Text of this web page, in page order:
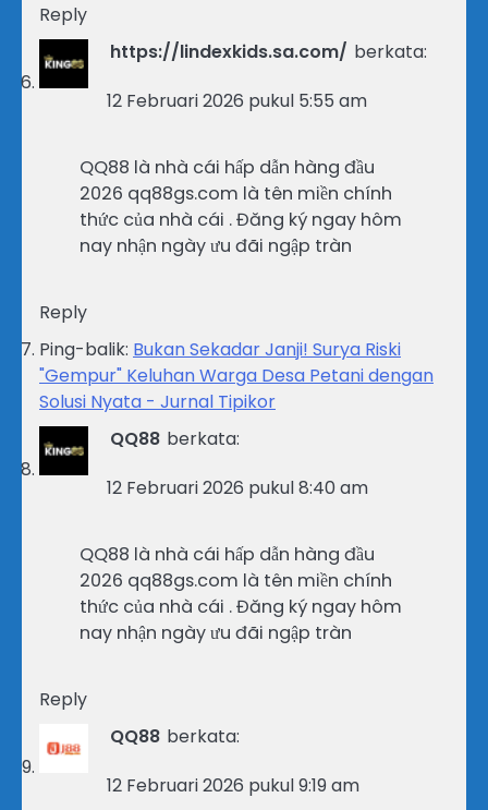
Reply
https://lindexkids.sa.com/ berkata:
12 Februari 2026 pukul 5:55 am
QQ88 là nhà cái hấp dẫn hàng đầu
2026 qq88gs.com là tên miền chính
thức của nhà cái . Đăng ký ngay hôm
nay nhận ngày ưu đãi ngập tràn
Reply
Ping-balik: Bukan Sekadar Janji! Surya Riski
"Gempur" Keluhan Warga Desa Petani dengan
Solusi Nyata - Jurnal Tipikor
QQ88 berkata:
12 Februari 2026 pukul 8:40 am
QQ88 là nhà cái hấp dẫn hàng đầu
2026 qq88gs.com là tên miền chính
thức của nhà cái . Đăng ký ngay hôm
nay nhận ngày ưu đãi ngập tràn
Reply
QQ88 berkata:
12 Februari 2026 pukul 9:19 am